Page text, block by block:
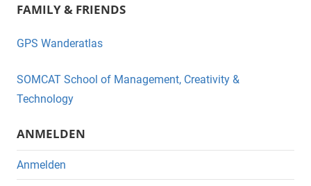
c
e
o
o
k
tt
er
FAMILY & FRIENDS
GPS Wanderatlas
SOMCAT School of Management, Creativity &
Technology
ANMELDEN
Anmelden